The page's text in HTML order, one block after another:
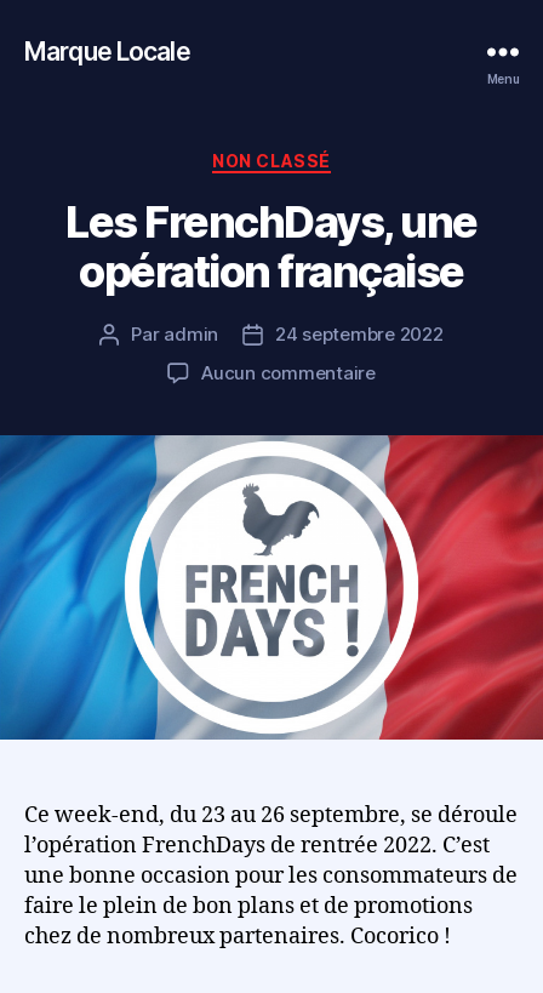
Marque Locale
Menu
Catégories
NON CLASSÉ
Les FrenchDays, une
opération française
Auteur
Par admin
Date24 septembre 2022
Aucun commentairesur
une
opération
française
Ce week-end, du 23 au 26 septembre, se déroule
l’opération FrenchDays de rentrée 2022. C’est
une bonne occasion pour les consommateurs de
faire le plein de bon plans et de promotions
chez de nombreux partenaires. Cocorico !